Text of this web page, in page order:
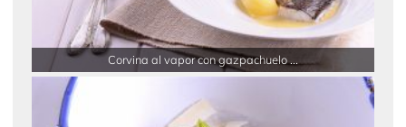
Corvina al vapor con gazpachuelo ...